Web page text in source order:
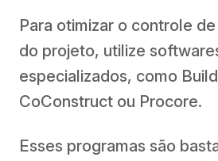
Para otimizar o controle
do projeto, utilize
especializados, como
CoConstruct ou Procore.
Esses programas são